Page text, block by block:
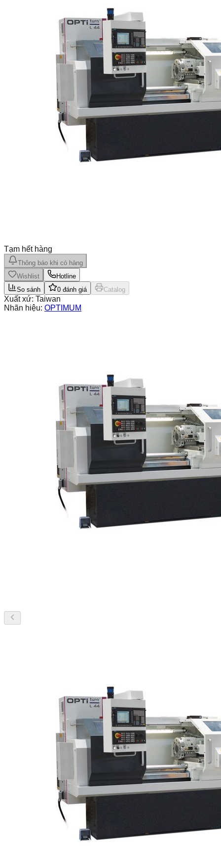
Tạm hết hàng
Thông báo khi có hàng
Wishlist
Hotline
So sánh
0 đánh giá Catalog
Xuất xứ: Taiwan
Nhãn hiệu: OPTIMUM